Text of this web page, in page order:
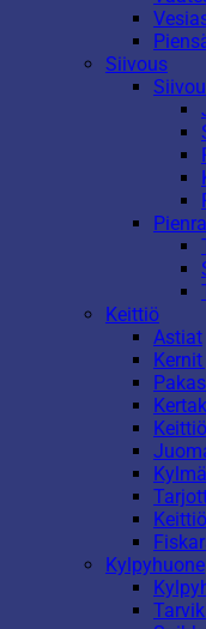
Siivous
Keittiö
Astiat
Kylpyhuone